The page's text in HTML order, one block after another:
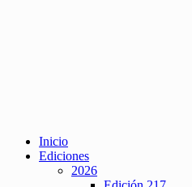
Inicio
Ediciones
2026